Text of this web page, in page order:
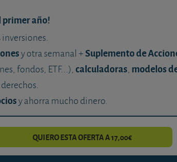
primer año!
y otra semanal +Suplemento de
fondos, ETF...),calculadoras, modelos
y ahorra mucho dinero.
QUIERO ESTA OFERTA A 17,00€